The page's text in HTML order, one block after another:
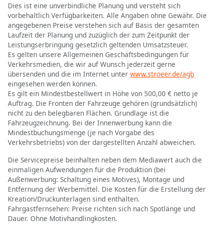
Dies ist eine unverbindliche Planung und versteht sich
vorbehaltlich Verfügbarkeiten. Alle Angaben ohne Gewähr. Die
angegebenen Preise verstehen sich auf Basis der gesamten
Laufzeit der Planung und zuzüglich der zum Zeitpunkt der
Leistungserbringung gesetzlich geltenden Umsatzsteuer.
Es gelten unsere Allgemeinen Geschäftsbedingungen für
Verkehrsmedien, die wir auf Wunsch jederzeit gerne
übersenden und die im Internet unter www.stroeer.de/agb
eingesehen werden können.
Es gilt ein Mindestbestellwert in Höhe von 500,00 € netto je
Auftrag. Die Fronten der Fahrzeuge gehören (grundsätzlich)
nicht zu den belegbaren Flächen. Grundlage ist die
Fahrzeugzeichnung. Bei der Innenwerbung kann die
Mindestbuchungsmenge (je nach Vorgabe des
Verkehrsbetriebs) von der dargestellten Anzahl abweichen.
Die Servicepreise beinhalten neben dem Mediawert auch die
einmaligen Aufwendungen für die Produktion (bei
Außenwerbung: Schaltung eines Motives), Montage und
Entfernung der Werbemittel. Die Kosten für die Erstellung der
Kreation/Druckunterlagen sind enthalten.
Fahrgastfernsehen: Preise richten sich nach Spotlänge und
Dauer. Ohne Motivhandlingkosten.